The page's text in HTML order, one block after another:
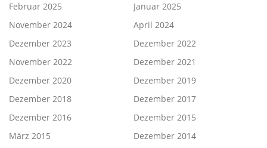
Februar 2025
Januar 2025
November 2024
April 2024
Dezember 2023
Dezember 2022
November 2022
Dezember 2021
Dezember 2020
Dezember 2019
Dezember 2018
Dezember 2017
Dezember 2016
Dezember 2015
März 2015
Dezember 2014